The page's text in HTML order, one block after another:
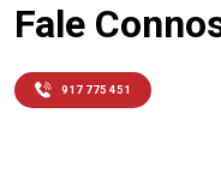
Fale
917 775 451